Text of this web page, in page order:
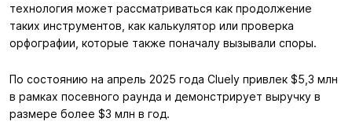
технология может рассматриваться как продолжение
таких инструментов, как калькулятор или проверка
орфографии, которые также поначалу вызывали споры.
По состоянию на апрель 2025 года Cluely привлек $5,3 млн
в рамках посевного раунда и демонстрирует выручку в
размере более $3 млн в год.